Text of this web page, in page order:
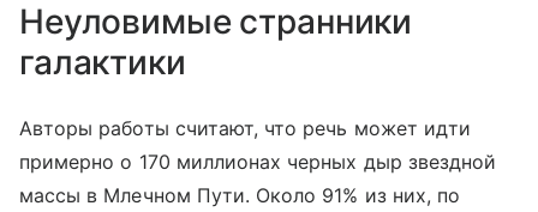
Неуловимые странники
галактики
Авторы работы считают, что речь может идти
примерно о 170 миллионах черных дыр звездной
массы в Млечном Пути. Около 91% из них, по